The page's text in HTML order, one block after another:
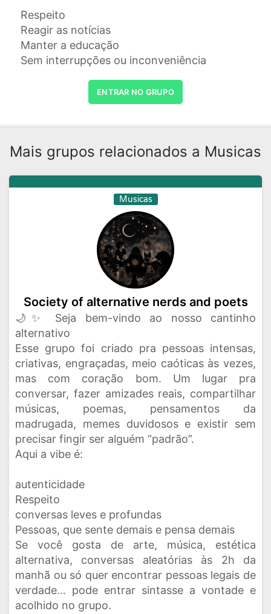
Respeito
Reagir as notícias
Manter a educação
Sem interrupções ou inconveniência
ENTRAR NO GRUPO
Mais grupos relacionados a Musicas
Musicas
Society of alternative nerds and poets
🌙✨ Seja bem-vindo ao nosso cantinho
alternativo
Esse grupo foi criado pra pessoas intensas,
criativas, engraçadas, meio caóticas às vezes,
mas com coração bom. Um lugar pra
conversar, fazer amizades reais, compartilhar
músicas, poemas, pensamentos da
madrugada, memes duvidosos e existir sem
precisar fingir ser alguém “padrão”.
Aqui a vibe é:
autenticidade
Respeito
conversas leves e profundas
Pessoas, que sente demais e pensa demais
Se você gosta de arte, música, estética
alternativa, conversas aleatórias às 2h da
manhã ou só quer encontrar pessoas legais de
verdade… pode entrar sintasse a vontade e
acolhido no grupo.